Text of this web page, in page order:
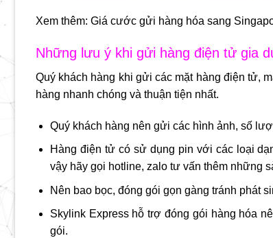
Xem thêm: Giá cước gửi hàng hóa sang
Những lưu ý khi gửi hàng điện tử gia
Quý khách hàng khi gửi các mặt hàng điện tử,
hàng nhanh chóng và thuận tiện nhất.
Quý khách hàng nên gửi các hình ảnh, số
Hàng điện tử có sử dụng pin với các loại
vậy hãy gọi hotline, zalo tư vấn thêm những
Nên bao bọc, đóng gói gọn gàng tránh phát
Skylink Express hỗ trợ đóng gói hàng hóa
gói.